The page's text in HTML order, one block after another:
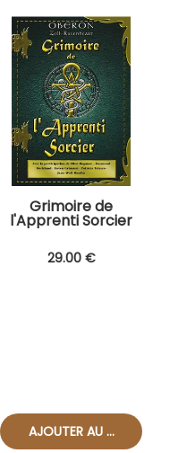
Grimoire de
l'Apprenti Sorcier
BEST-SELLER !
29.00 €